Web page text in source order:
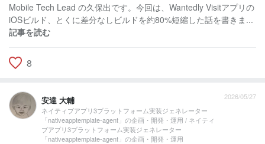
Mobile Tech Lead の久保出です。今回は、Wantedly Visitアプリの
iOSビルド、とくに差分なしビルドを約80%短縮した話を書きま...
記事を読む
8
安達 大輔
ネイティブアプリ3プラットフォーム実装ジェネレーター
「nativeapptemplate-agent」の企画・開発・運用 / ネイティ
ブアプリ3プラットフォーム実装ジェネレーター
「nativeapptemplate-agent」の企画・開発・運用
2026/05/27